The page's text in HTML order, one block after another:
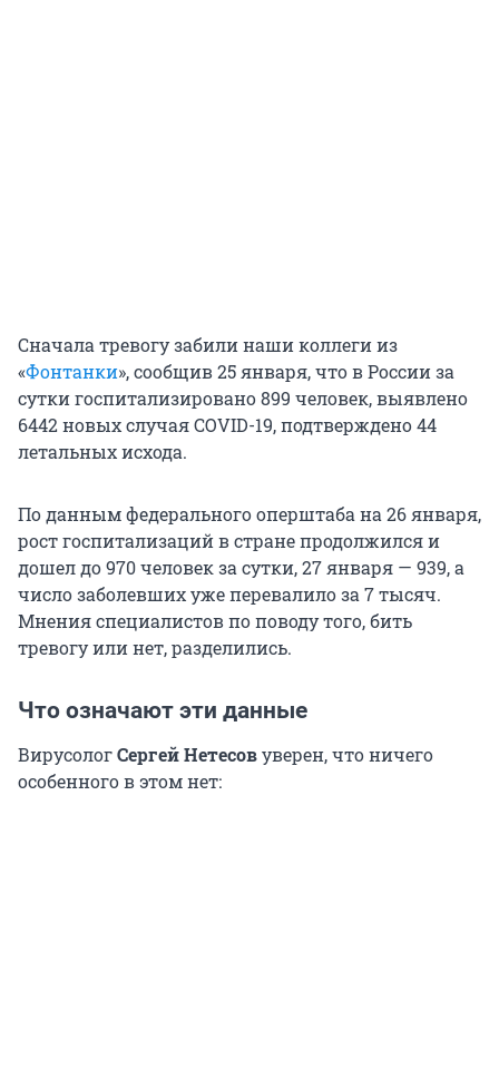
Сначала тревогу забили наши коллеги из
«Фонтанки», сообщив 25 января, что в России за
сутки госпитализировано 899 человек, выявлено
6442 новых случая COVID-19, подтверждено 44
летальных исхода.
По данным федерального оперштаба на 26 января,
рост госпитализаций в стране продолжился и
дошел до 970 человек за сутки, 27 января — 939, а
число заболевших уже перевалило за 7 тысяч.
Мнения специалистов по поводу того, бить
тревогу или нет, разделились.
Что означают эти данные
ВирусологСергей Нетесовуверен, что ничего
особенного в этом нет: